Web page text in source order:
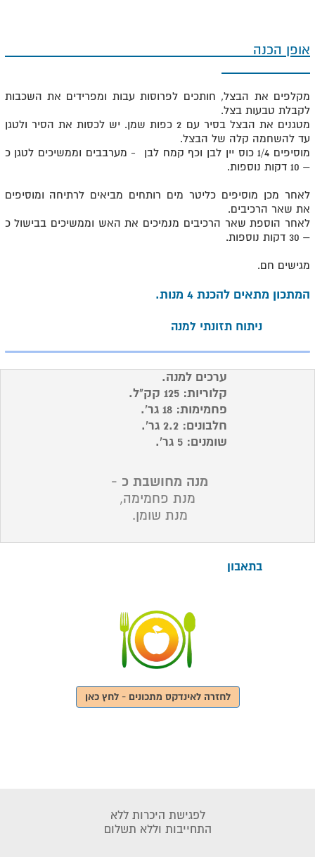
אופן הכנה
מקלפים את הבצל, חותכים לפרוסות עבות ומפרידים את השכבות
לקבלת טבעות בצל.
מטגנים את הבצל בסיר עם 2 כפות שמן. יש לכסות את הסיר ולטגן
עד להשחמה קלה של הבצל.
מוסיפים 1/4 כוס יין לבן וכף קמח לבן - מערבבים וממשיכים לטגן כ
– 10 דקות נוספות.
לאחר מכן מוסיפים כליטר מים רותחים מביאים לרתיחה ומוסיפים
את שאר הרכיבים.
לאחר הוספת שאר הרכיבים מנמיכים את האש וממשיכים בבישול כ
– 30 דקות נוספות.
מגישים חם.
המתכון מתאים להכנת 4 מנות.
ניתוח תזונתי למנה
ערכים למנה.
קלוריות: 125 קק"ל.
פחמימות: 18 גר'.
חלבונים: 2.2 גר'.
שומנים: 5 גר'.
מנה מחושבת כ -
מנת פחמימה,
מנת שומן.
בתאבון
לחזרה לאינדקס מתכונים - לחץ כאן
לפגישת היכרות ללא
התחייבות וללא תשלום